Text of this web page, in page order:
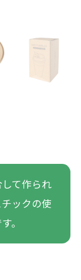
て作られ
ックの使
。